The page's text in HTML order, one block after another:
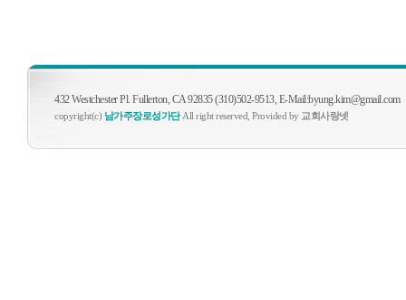
432 Westchester Pl. Fullerton, CA 92835 (310)502-9513, E-Mail:byung.kim@gmail.com
copyright(c) 남가주장로성가단All right reserved, Provided by 교회사랑넷